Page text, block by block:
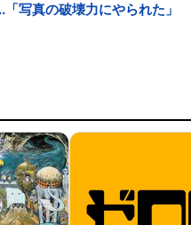
写真の破壊力にやられた」